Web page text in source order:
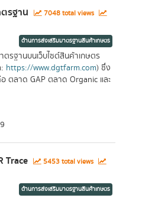
รฐาน
7048 total views
ด้านการส่งเสริมมาตรฐานสินค้าเกษตร
รฐานบนเว็บไซต์สินค้าเกษตร
https://www.dgtfarm.com) ซึ่ง
ตลาด GAP ตลาด Organic และ
Trace
5453 total views
ด้านการส่งเสริมมาตรฐานสินค้าเกษตร